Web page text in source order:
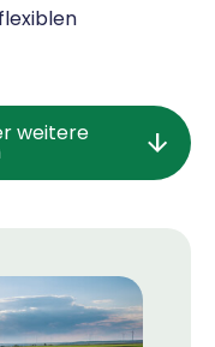
weitere